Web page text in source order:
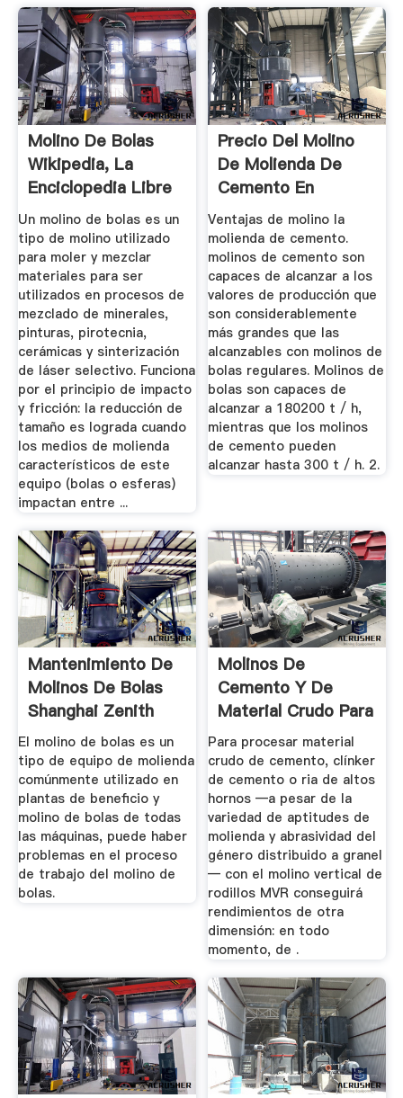
Molino De Bolas
Wikipedia, La
Enciclopedia Libre
Un molino de bolas es un
tipo de molino utilizado
para moler y mezclar
materiales para ser
utilizados en procesos de
mezclado de minerales,
pinturas, pirotecnia,
cerámicas y sinterización
de láser selectivo. Funciona
por el principio de impacto
y fricción: la reducción de
tamaño es lograda cuando
los medios de molienda
característicos de este
equipo (bolas o esferas)
impactan entre ...
Precio Del Molino
De Molienda De
Cemento En
Argentina
Ventajas de molino la
molienda de cemento.
molinos de cemento son
capaces de alcanzar a los
valores de producción que
son considerablemente
más grandes que las
alcanzables con molinos de
bolas regulares. Molinos de
bolas son capaces de
alcanzar a 180200 t / h,
mientras que los molinos
de cemento pueden
alcanzar hasta 300 t / h. 2.
Mantenimiento De
Molinos De Bolas
Shanghai Zenith
Company
El molino de bolas es un
tipo de equipo de molienda
comúnmente utilizado en
plantas de beneficio y
molino de bolas de todas
las máquinas, puede haber
problemas en el proceso
de trabajo del molino de
bolas.
Molinos De
Cemento Y De
Material Crudo Para
Altos Rendimientos
Para procesar material
crudo de cemento, clínker
de cemento o ria de altos
hornos —a pesar de la
variedad de aptitudes de
molienda y abrasividad del
género distribuido a granel
— con el molino vertical de
rodillos MVR conseguirá
rendimientos de otra
dimensión: en todo
momento, de .